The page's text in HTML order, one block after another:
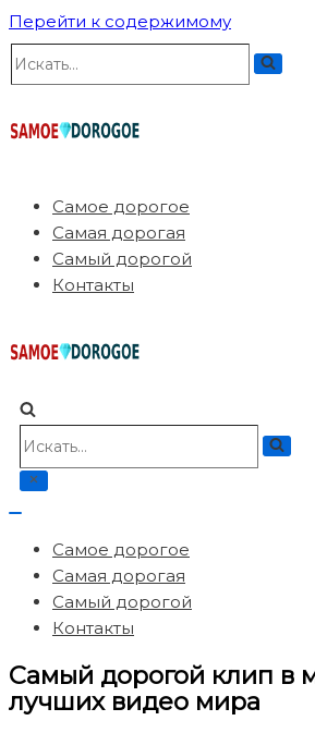
Перейти к содержимому
Искать...
Самое дорогое
Самая дорогая
Самый дорогой
Контакты
Искать...
Самое дорогое
Самая дорогая
Самый дорогой
Контакты
Самый дорогой клип в
лучших видео мира